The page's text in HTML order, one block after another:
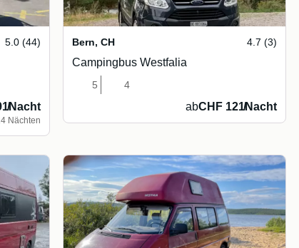
5.0 (44)
/Nacht
Nächten
Bern, CH 4.7 (3)
Campingbus Westfalia
5 4
abCHF 121/Nacht